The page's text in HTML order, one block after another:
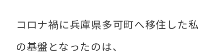
コロナ禍に兵庫県多可町へ移住した私
の基盤となったのは、